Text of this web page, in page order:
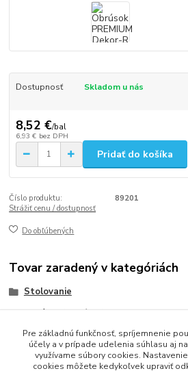
Dostupnosť Skladom u nás
8,52 €/bal
6,93 € bez DPH
Pridať do košíka
Číslo produktu:
89201
Strážiť cenu / dostupnosť
Do obľúbených
Tovar zaradený v kategóriách
Stolovanie
Obrúsky (servítky)
Obrúsky PREMIUM/Cutlery Star/
Pre základnú funkčnosť, spríjemnenie
účely a v prípade udelenia súhlasu aj
využívame súbory cookies.
cookies môžete kedykoľvek upraviť